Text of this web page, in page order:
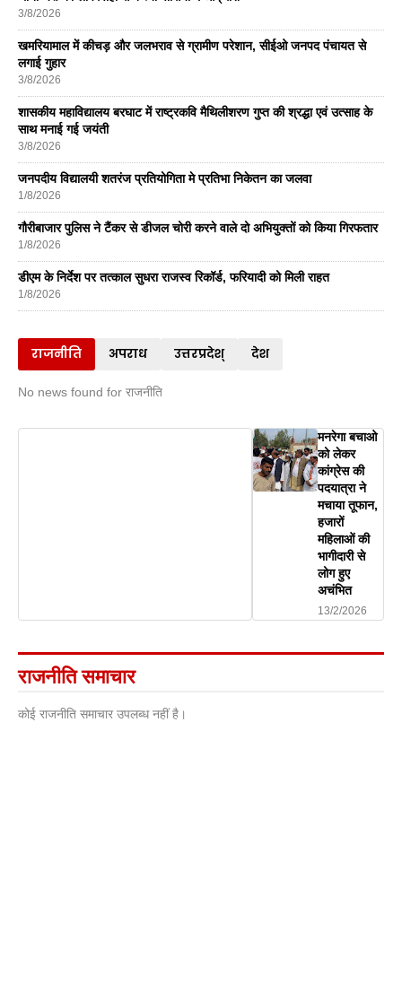
3/8/2026
खमरियामाल में कीचड़ और जलभराव से ग्रामीण परेशान, सीईओ जनपद पंचायत से
लगाई गुहार
3/8/2026
शासकीय महाविद्यालय बरघाट में राष्ट्रकवि मैथिलीशरण गुप्त की श्रद्धा एवं उत्साह के
साथ मनाई गई जयंती
3/8/2026
जनपदीय विद्यालयी शतरंज प्रतियोगिता मे प्रतिभा निकेतन का जलवा
1/8/2026
गौरीबाजार पुलिस ने टैंकर से डीजल चोरी करने वाले दो अभियुक्तों को किया गिरफतार
1/8/2026
डीएम के निर्देश पर तत्काल सुधरा राजस्व रिकॉर्ड, फरियादी को मिली राहत
1/8/2026
राजनीति अपराध उत्तरप्रदेश् देश
No news found for राजनीति
मनरेगा बचाओ
को लेकर
कांग्रेस की
पदयात्रा ने
मचाया तूफान,
हजारों
महिलाओं की
भागीदारी से
लोग हुए
अचंभित
13/2/2026
राजनीति समाचार
कोई राजनीति समाचार उपलब्ध नहीं है।